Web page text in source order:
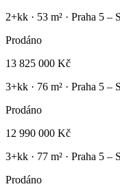
2+kk · 53 m² · Praha 5 –
Prodáno
13 825 000 Kč
3+kk · 76 m² · Praha 5 –
Prodáno
12 990 000 Kč
3+kk · 77 m² · Praha 5 –
Prodáno